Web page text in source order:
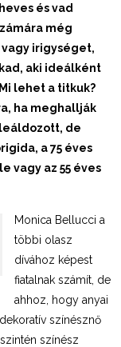
és vad
még
vagy irigységet,
aki ideálként
lehet a titkuk?
ha meghallják
de
a 75 éves
vagy az 55 éves
Monica Bellucci a
többi olasz
dívához képest
fiatalnak számít, de
ahhoz, hogy anyai
színésznő
színész